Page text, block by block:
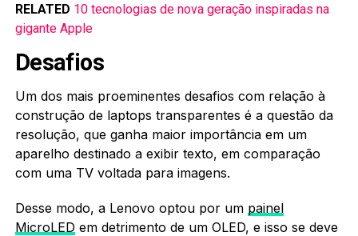
RELATED 10 tecnologias de nova geração inspiradas na
gigante Apple
Desafios
Um dos mais proeminentes desafios com relação à
construção de laptops transparentes é a questão da
resolução, que ganha maior importância em um
aparelho destinado a exibir texto, em comparação
com uma TV voltada para imagens.
Desse modo, a Lenovo optou por um painel
MicroLED em detrimento de um OLED, e isso se deve